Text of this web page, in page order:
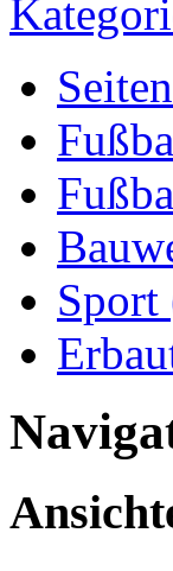
Sport